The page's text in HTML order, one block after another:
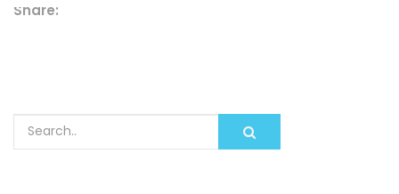
Share: